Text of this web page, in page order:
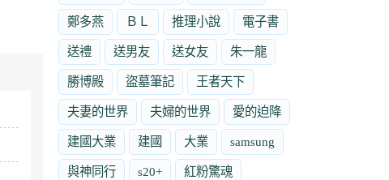
鄭多燕 ＢＬ 推理小說 電子書
送禮 送男友 送女友 朱一龍
勝博殿 盜墓筆記 王者天下
夫妻的世界 夫婦的世界 愛的迫降
建國大業 建國 大業 samsung
與神同行 s20+ 紅粉驚魂